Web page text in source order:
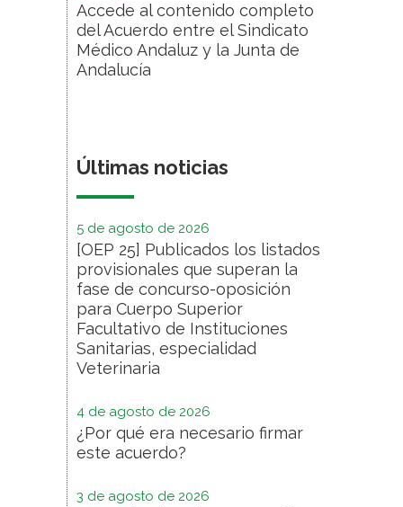
Accede al contenido completo
del Acuerdo entre el Sindicato
Médico Andaluz y la Junta de
Andalucía
Últimas noticias
5 de agosto de 2026
[OEP 25] Publicados los listados
provisionales que superan la
fase de concurso-oposición
para Cuerpo Superior
Facultativo de Instituciones
Sanitarias, especialidad
Veterinaria
4 de agosto de 2026
¿Por qué era necesario firmar
este acuerdo?
3 de agosto de 2026